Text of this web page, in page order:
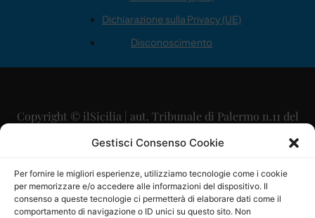
Gestisci Consenso Cookie
Per fornire le migliori esperienze, utilizziamo tecnologie come i cookie
per memorizzare e/o accedere alle informazioni del dispositivo. Il
consenso a queste tecnologie ci permetterà di elaborare dati come il
comportamento di navigazione o ID unici su questo sito. Non
Dichiarazione sulla Privacy (UE)
Disconoscimento
Copyright © ilSicilia | aut. Tribunale di Palermo n.11 del
29/09/2015
Direttore Editoriale: Maurizio Scaglione